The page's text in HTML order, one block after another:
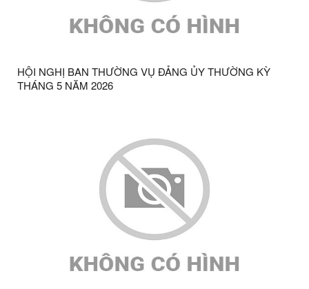
HỘI NGHỊ BAN THƯỜNG VỤ ĐẢNG ỦY THƯỜNG KỲ
THÁNG 5 NĂM 2026